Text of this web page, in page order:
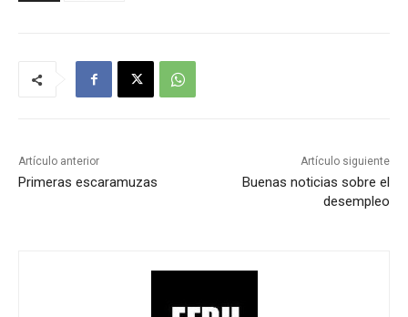
Artículo anterior
Primeras escaramuzas
Artículo siguiente
Buenas noticias sobre el
desempleo